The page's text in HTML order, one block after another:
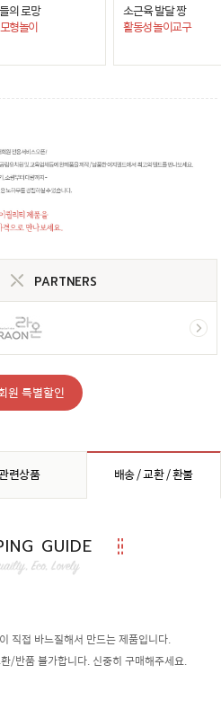
의 로망
형놀이
소근육 발달 짱
활동성 놀이교구
PARTNERS
원 특별할인
련상품 배송 / 교환 / 환불
GUIDE
직접 바느질해서 만드는 제품입니다.
/반품 불가합니다. 신중히 구매해주세요.